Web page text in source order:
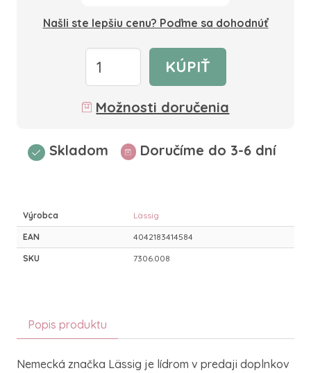
Našli ste lepšiu cenu? Poďme sa dohodnúť
KÚPIŤ
Možnosti doručenia
Skladom Doručíme do 3-6 dní
Výrobca Lässig
EAN 4042183414584
SKU 7306.008
Popis produktu
Nemecká značka Lässig je lídrom v predaji doplnkov